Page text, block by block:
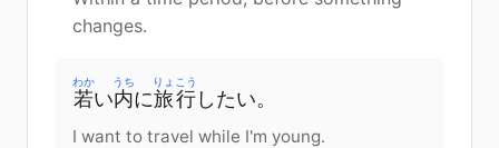
changes.
若
わか
い内
うち
に旅行
りょこう
したい。
I want to travel while I'm young.